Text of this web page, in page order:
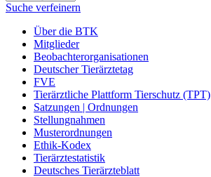
Suche verfeinern
Über die BTK
Mitglieder
Beobachterorganisationen
Deutscher Tierärztetag
FVE
Tierärztliche Plattform Tierschutz (TPT)
Satzungen | Ordnungen
Stellungnahmen
Musterordnungen
Ethik-Kodex
Tierärztestatistik
Deutsches Tierärzteblatt